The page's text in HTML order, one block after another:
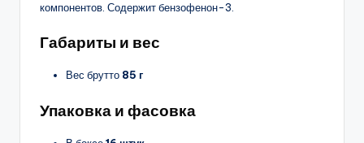
компонентов. Содержит бензофенон-3.
Габариты и вес
Вес брутто 85 г
Упаковка и фасовка